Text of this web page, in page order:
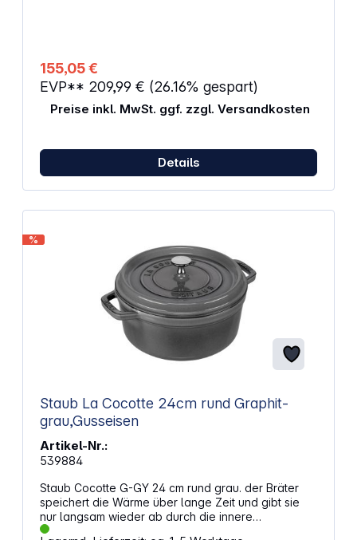
rutschfestem Boden für stabile Aufbewahrung
Abmessungen (H x B x T): 37,5 x 13,2 x 13,2 cm
155,05 €
EVP** 209,99 € (26.16% gespart)
Preise inkl. MwSt. ggf. zzgl. Versandkosten
Details
%
Staub La Cocotte 24cm rund Graphit-
grau,Gusseisen
Artikel-Nr.:
539884
Staub Cocotte G-GY 24 cm rund grau. der Bräter
speichert die Wärme über lange Zeit und gibt sie
nur langsam wieder ab durch die innere
Emaillebeschichtung wird dieser Effekt verstärkt und